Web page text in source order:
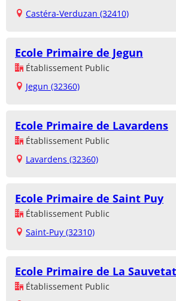
Castéra-Verduzan (32410)
Ecole Primaire de Jegun
Établissement Public
Jegun (32360)
Ecole Primaire de Lavardens
Établissement Public
Lavardens (32360)
Ecole Primaire de Saint Puy
Établissement Public
Saint-Puy (32310)
Ecole Primaire de La Sauvetat
Établissement Public